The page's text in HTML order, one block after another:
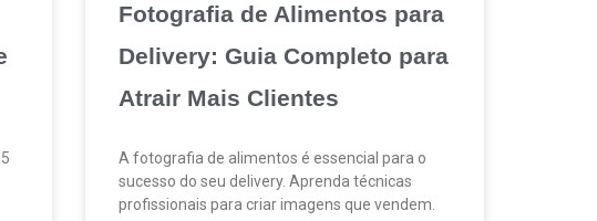
Fotografia de Alimentos para
Delivery: Guia Completo para
Atrair Mais Clientes
A fotografia de alimentos é essencial para o
sucesso do seu delivery. Aprenda técnicas
profissionais para criar imagens que vendem.